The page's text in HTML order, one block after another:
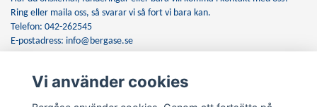
Ring eller maila oss, så svarar vi så fort vi bara kan.
Telefon: 042-262545
E-postadress: info@bergase.se
Anmäl dig till vårt nyhetsbrev
Vi använder cookies